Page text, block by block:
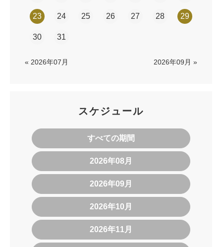
23 24 25 26 27 28 29
30 31
« 2026年07月 2026年09月 »
スケジュール
すべての期間
2026年08月
2026年09月
2026年10月
2026年11月